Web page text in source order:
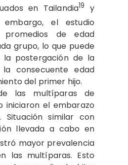
en Tailandia19
y
embargo, el estudio
promedios de edad
grupo, lo que puede
la postergación de la
consecuente edad
del primer hijo.
las multíparas de
iniciaron el embarazo
Situación similar con
llevada a cabo en
mayor prevalencia
las multíparas. Esto